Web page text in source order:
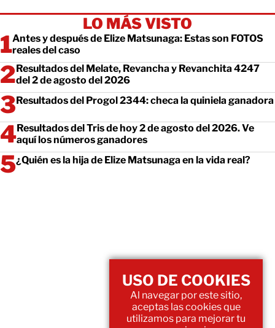
LO MÁS VISTO
Antes y después de Elize Matsunaga: Estas son FOTOS
reales del caso
Resultados del Melate, Revancha y Revanchita 4247
del 2 de agosto del 2026
Resultados del Progol 2344: checa la quiniela ganadora
Resultados del Tris de hoy 2 de agosto del 2026. Ve
aquí los números ganadores
¿Quién es la hija de Elize Matsunaga en la vida real?
USO DE COOKIES
Al navegar por este sitio,
aceptas las cookies que
utilizamos para mejorar tu